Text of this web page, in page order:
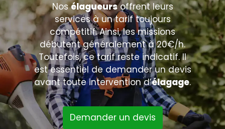
Nosélagueursoffrent leurs
services à un tarif toujours
compétitif. Ainsi, les missions
débutent généralement à 20€/h.
Toutefois, ce tarif reste indicatif. Il
est essentiel de demander un devis
avant toute intervention d’élagage.
Demander un devis